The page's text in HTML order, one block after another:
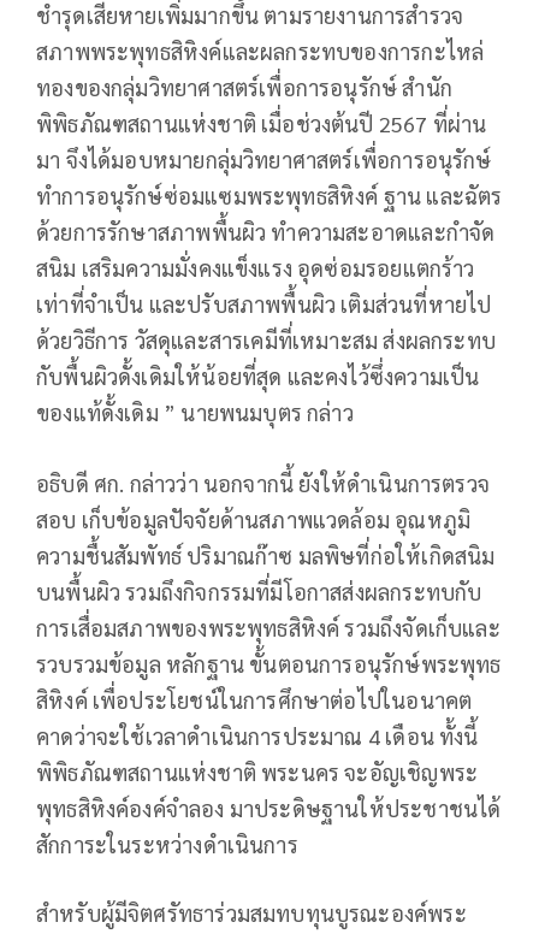
ชำรุดเสียหายเพิ่มมากขึ้น ตามรายงานการสำรวจ
สภาพพระพุทธสิหิงค์และผลกระทบของการกะไหล่
ทองของกลุ่มวิทยาศาสตร์เพื่อการอนุรักษ์ สำนัก
พิพิธภัณฑสถานแห่งชาติ เมื่อช่วงต้นปี 2567 ที่ผ่าน
มา จึงได้มอบหมายกลุ่มวิทยาศาสตร์เพื่อการอนุรักษ์
ทำการอนุรักษ์ซ่อมแซมพระพุทธสิหิงค์ ฐาน และฉัตร
ด้วยการรักษาสภาพพื้นผิว ทำความสะอาดและกำจัด
สนิม เสริมความมั่งคงแข็งแรง อุดซ่อมรอยแตกร้าว
เท่าที่จำเป็น และปรับสภาพพื้นผิว เติมส่วนที่หายไป
ด้วยวิธีการ วัสดุและสารเคมีที่เหมาะสม ส่งผลกระทบ
กับพื้นผิวดั้งเดิมให้น้อยที่สุด และคงไว้ซึ่งความเป็น
ของแท้ดั้งเดิม ” นายพนมบุตร กล่าว
อธิบดี ศก. กล่าวว่า นอกจากนี้ ยังให้ดำเนินการตรวจ
สอบ เก็บข้อมูลปัจจัยด้านสภาพแวดล้อม อุณหภูมิ
ความชื้นสัมพัทธ์ ปริมาณก๊าซ มลพิษที่ก่อให้เกิดสนิม
บนพื้นผิว รวมถึงกิจกรรมที่มีโอกาสส่งผลกระทบกับ
การเสื่อมสภาพของพระพุทธสิหิงค์ รวมถึงจัดเก็บและ
รวบรวมข้อมูล หลักฐาน ขั้นตอนการอนุรักษ์พระพุทธ
สิหิงค์ เพื่อประโยชน์ในการศึกษาต่อไปในอนาคต
คาดว่าจะใช้เวลาดำเนินการประมาณ 4 เดือน ทั้งนี้
พิพิธภัณฑสถานแห่งชาติ พระนคร จะอัญเชิญพระ
พุทธสิหิงค์องค์จำลอง มาประดิษฐานให้ประชาชนได้
สักการะในระหว่างดำเนินการ
สำหรับผู้มีจิตศรัทธาร่วมสมทบทุนบูรณะองค์พระ